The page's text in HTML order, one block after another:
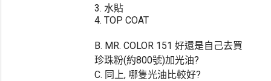
3. 水貼
4. TOP COAT
B. MR. COLOR 151 好還是自己去買
珍珠粉(約800號)加光油?
C. 同上, 哪隻光油比較好?